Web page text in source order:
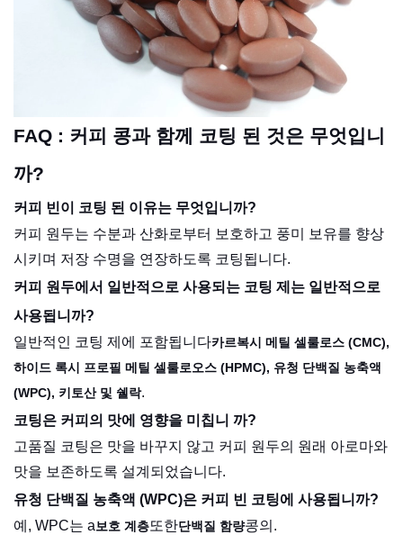
FAQ : 커피 콩과 함께 코팅 된 것은 무엇입니
까?
커피 빈이 코팅 된 이유는 무엇입니까?
커피 원두는 수분과 산화로부터 보호하고 풍미 보유를 향상
시키며 저장 수명을 연장하도록 코팅됩니다.
커피 원두에서 일반적으로 사용되는 코팅 제는 일반적으로
사용됩니까?
일반적인 코팅 제에 포함됩니다카르복시 메틸 셀룰로스 (CMC),
하이드 록시 프로필 메틸 셀룰로오스 (HPMC), 유청 단백질 농축액
(WPC), 키토산 및 쉘락.
코팅은 커피의 맛에 영향을 미칩니 까?
고품질 코팅은 맛을 바꾸지 않고 커피 원두의 원래 아로마와
맛을 보존하도록 설계되었습니다.
유청 단백질 농축액 (WPC)은 커피 빈 코팅에 사용됩니까?
예, WPC는 a보호 계층또한단백질 함량콩의.